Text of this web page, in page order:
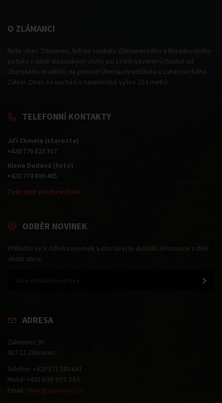
O ZLÁMANCI
Naše obec Zlámanec, leží na soutoku Zlámaneckého a Neradovského
potoka v údolí Vizovických vrchů asi 15 km severovýchodně od
Uherského Hradiště, na pomezí Uherskohradišťska a Luhačovického
Zálesí. Obec se nachází v nadmořské výšce 254 metrů.
TELEFONNÍ KONTAKTY
Jiří Chmela (starosta)
+420 776 823 317
Alena Dudová (foto)
+420 774 800 465
Zobrazit všechna čísla
ODBĚR NOVINEK
Přihlašte se k odběru novinek a dostávejte aktuální informace z dění
okolo obce.
ADRESA
Zlámanec 95
687 12 Zlámanec
Telefon: +420 572 580 641
Mobil: +420 608 955 561
Email: obec@zlamanec.cz